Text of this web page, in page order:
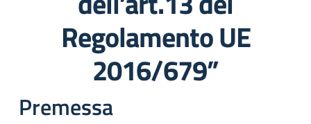
Regolamento UE
2016/679”
Premessa